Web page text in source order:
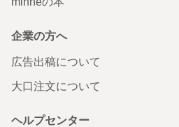
企業の方へ
広告出稿について
大口注文について
ヘルプセンター